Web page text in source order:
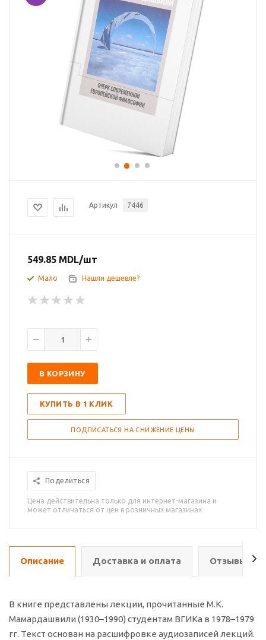
Артикул 7446
549.85 MDL/шт
Мало Нашли дешевле?
В КОРЗИНУ
КУПИТЬ В 1 КЛИК
ПОДПИСАТЬСЯ НА СНИЖЕНИЕ ЦЕНЫ
Поделиться
Цена действительна только для интернет-магазина и
может отличаться от цен в розничных магазинах
Описание Доставка и оплата Отзывы о
В книге представлены лекции, прочитанные М.К.
Мамардашвили (1930–1990) студентам ВГИКа в 1978–1979
гг. Текст основан на расшифровке аудиозаписей лекций.